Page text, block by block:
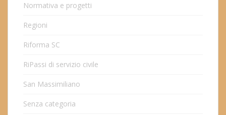
Normativa e progetti
Regioni
Riforma SC
RiPassi di servizio civile
San Massimiliano
Senza categoria